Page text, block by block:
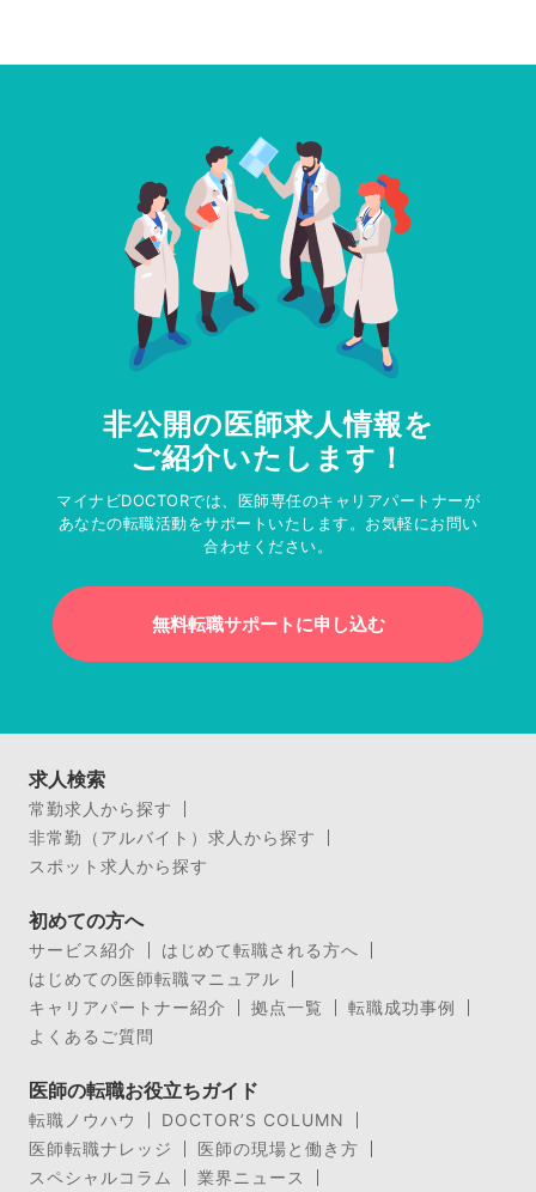
非公開の医師求人情報を
ご紹介いたします！
マイナビDOCTORでは、医師専任のキャリアパートナーが
あなたの転職活動をサポートいたします。お気軽にお問い
合わせください。
無料転職サポートに申し込む
求人検索
常勤求人から探す
非常勤（アルバイト）求人から探す
スポット求人から探す
初めての方へ
サービス紹介
はじめて転職される方へ
はじめての医師転職マニュアル
キャリアパートナー紹介
拠点一覧
転職成功事例
よくあるご質問
医師の転職お役立ちガイド
転職ノウハウ
DOCTOR’S COLUMN
医師転職ナレッジ
医師の現場と働き方
スペシャルコラム
業界ニュース